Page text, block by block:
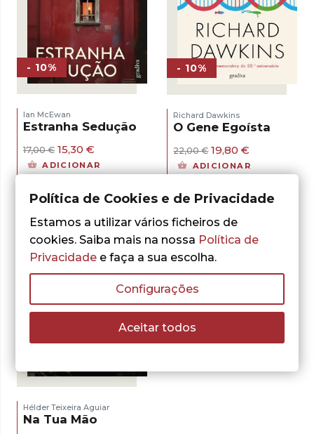
- 10%
Ian McEwan
Estranha Sedução
17,00€ O
preço
original
17,00 €.
15,30 €
preço
atual
15,30 €.
ADICIONAR
- 10%
Richard Dawkins
O Gene Egoísta
22,00€ O
preço
original
22,00 €.
19,80€
preço
atual
19,80 €.
ADICIONAR
Hélder Teixeira Aguiar
Na Tua Mão
Política de Cookies e de Privacidade
Estamos a utilizar vários ficheiros de
cookies. Saiba mais na nossa Política de
Privacidade e faça a sua escolha.
Configurações
Aceitar todos